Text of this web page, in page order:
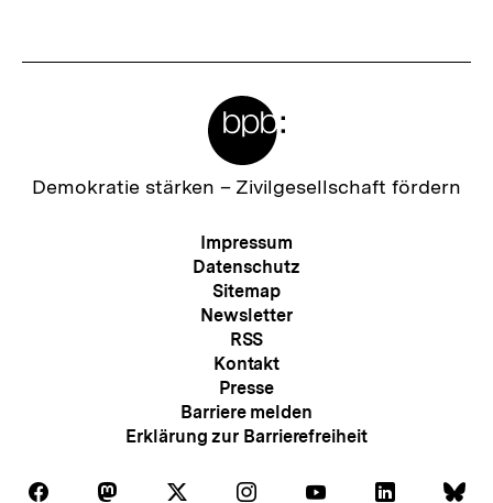
Zur
Demokratie stärken – Zivilgesellschaft fördern
Meta-
Navigation
Impressum
Datenschutz
Sitemap
Newsletter
RSS
Kontakt
Presse
Barriere melden
Erklärung zur Barrierefreiheit
Auf
Auf